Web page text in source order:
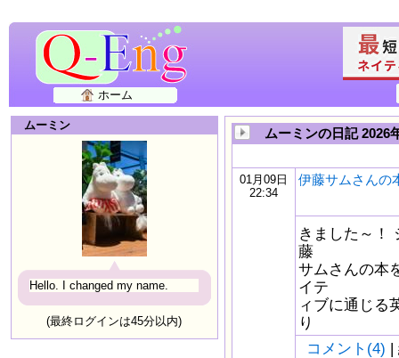
ホーム
ムーミン
Hello. I changed my name.
(最終ログインは45分以内)
ムーミンの日記 2026
01月09日
22:34
伊藤サムさんの
きました～！
藤
サムさんの本
イテ
ィブに通じる
り
コメント(4) |